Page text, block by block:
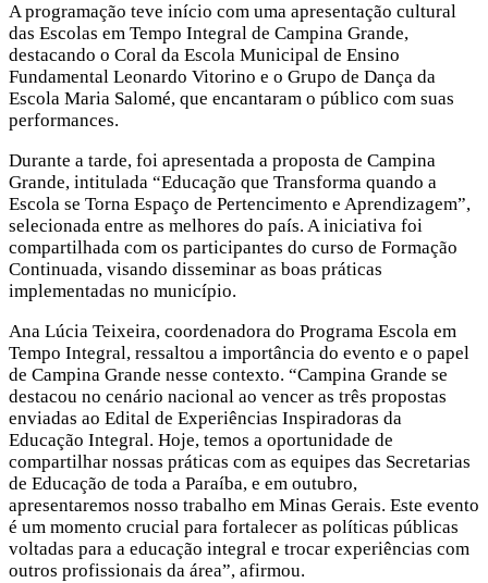
A programação teve início com uma apresentação cultural
das Escolas em Tempo Integral de Campina Grande,
destacando o Coral da Escola Municipal de Ensino
Fundamental Leonardo Vitorino e o Grupo de Dança da
Escola Maria Salomé, que encantaram o público com suas
performances.
Durante a tarde, foi apresentada a proposta de Campina
Grande, intitulada “Educação que Transforma quando a
Escola se Torna Espaço de Pertencimento e Aprendizagem”,
selecionada entre as melhores do país. A iniciativa foi
compartilhada com os participantes do curso de Formação
Continuada, visando disseminar as boas práticas
implementadas no município.
Ana Lúcia Teixeira, coordenadora do Programa Escola em
Tempo Integral, ressaltou a importância do evento e o papel
de Campina Grande nesse contexto. “Campina Grande se
destacou no cenário nacional ao vencer as três propostas
enviadas ao Edital de Experiências Inspiradoras da
Educação Integral. Hoje, temos a oportunidade de
compartilhar nossas práticas com as equipes das Secretarias
de Educação de toda a Paraíba, e em outubro,
apresentaremos nosso trabalho em Minas Gerais. Este evento
é um momento crucial para fortalecer as políticas públicas
voltadas para a educação integral e trocar experiências com
outros profissionais da área”, afirmou.